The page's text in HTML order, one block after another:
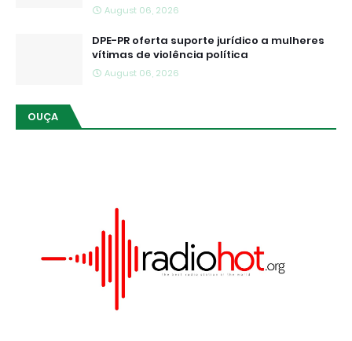
August 06, 2026
DPE-PR oferta suporte jurídico a mulheres
vítimas de violência política
August 06, 2026
OUÇA